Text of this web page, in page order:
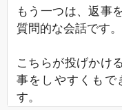
もう一つは、返事
質問的な会話です。
こちらが投げかけ
事をしやすくもで
す。